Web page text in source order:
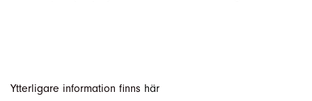
Ytterligare information finns här